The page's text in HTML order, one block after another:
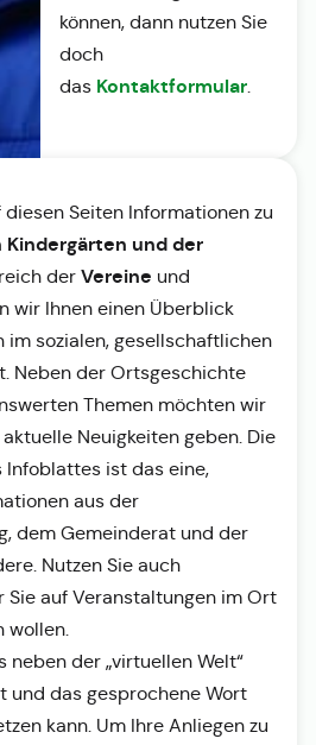
können, dann nutzen Sie
doch
das Kontaktformular.
Seiten Informationen zu
Kindergärten und der
der Vereine und
wir Ihnen einen Überblick
im sozialen, gesellschaftlichen
Neben der Ortsgeschichte
Themen möchten wir
Neuigkeiten geben. Die
ist das eine,
aus der
dem Gemeinderat und der
Nutzen Sie auch
Sie auf Veranstaltungen im Ort
wollen.
neben der „virtuellen Welt“
und das gesprochene Wort
kann. Um Ihre Anliegen zu